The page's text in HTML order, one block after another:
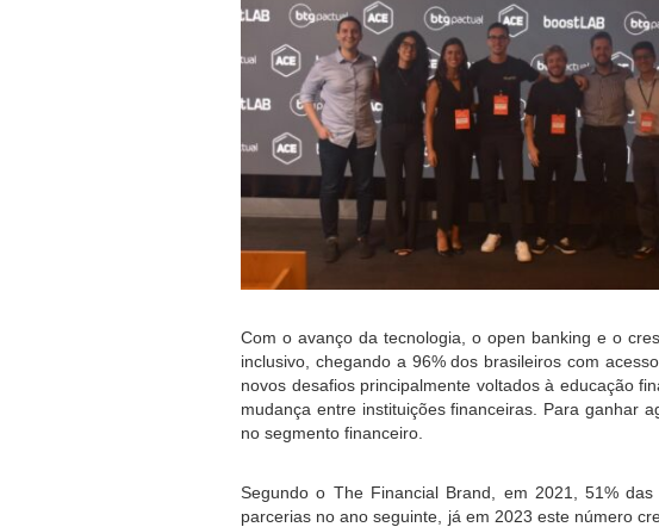
Com o avanço da tecnologia, o open banking e o
inclusivo, chegando a 96% dos brasileiros com
novos desafios principalmente voltados à educação
mudança entre instituições financeiras. Para ganhar
no segmento financeiro.
Segundo o The Financial Brand, em 2021, 51%
parcerias no ano seguinte, já em 2023 este número